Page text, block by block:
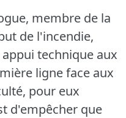
membre de la
de l'incendie,
technique aux
ligne face aux
pour eux
d'empêcher que